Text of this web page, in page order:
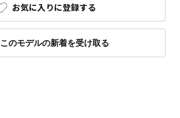
お気に入りに登録する
このモデルの新着を受け取る